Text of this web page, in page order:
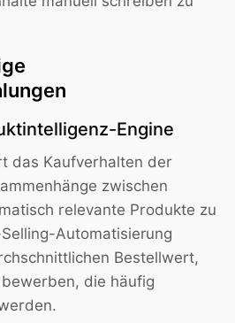
Engine
das Kaufverhalten der
zwischen
relevante Produkte zu
Automatisierung
Bestellwert,
die häufig